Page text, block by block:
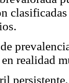
realidad